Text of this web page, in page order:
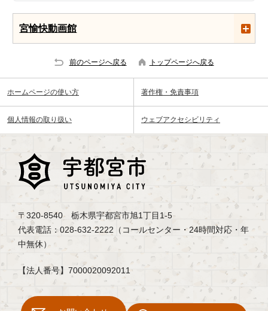
宮愉快動画館
前のページへ戻る トップページへ戻る
ホームページの使い方 著作権・免責事項
個人情報の取り扱い ウェブアクセシビリティ
〒320-8540 栃木県宇都宮市旭1丁目1-5
代表電話：028-632-2222（コールセンター・24時間対応・年
中無休）
【法人番号】7000020092011